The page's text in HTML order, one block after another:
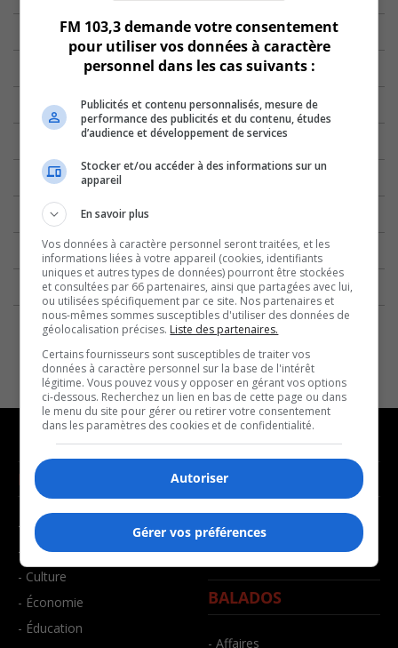
NOUVELLES
- Affaires municipales
- Communauté / Social
- Culture
- Économie
- Éducation
MUSIQUE
- Décompte franco
- Joué récemment
BALADOS
- Affaires
FM 103,3 demande votre consentement
pour utiliser vos données à caractère
personnel dans les cas suivants :
Publicités et contenu personnalisés, mesure de
performance des publicités et du contenu, études
d’audience et développement de services
Stocker et/ou accéder à des informations sur un
appareil
En savoir plus
Vos données à caractère personnel seront traitées, et les
informations liées à votre appareil (cookies, identifiants
uniques et autres types de données) pourront être stockées
et consultées par 66 partenaires, ainsi que partagées avec lui,
ou utilisées spécifiquement par ce site. Nos partenaires et
nous-mêmes sommes susceptibles d'utiliser des données de
géolocalisation précises. Liste des partenaires.
Certains fournisseurs sont susceptibles de traiter vos
données à caractère personnel sur la base de l'intérêt
légitime. Vous pouvez vous y opposer en gérant vos options
ci-dessous. Recherchez un lien en bas de cette page ou dans
le menu du site pour gérer ou retirer votre consentement
dans les paramètres des cookies et de confidentialité.
Autoriser
Gérer vos préférences